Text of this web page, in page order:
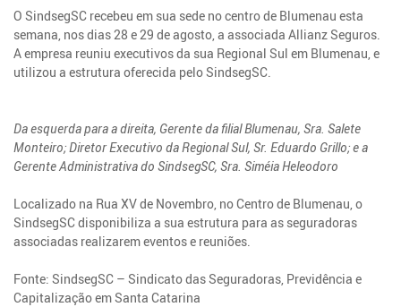
O SindsegSC recebeu em sua sede no centro de Blumenau esta
semana, nos dias 28 e 29 de agosto, a associada Allianz Seguros.
A empresa reuniu executivos da sua Regional Sul em Blumenau, e
utilizou a estrutura oferecida pelo SindsegSC.
Da esquerda para a direita, Gerente da filial Blumenau, Sra. Salete
Monteiro; Diretor Executivo da Regional Sul, Sr. Eduardo Grillo; e a
Gerente Administrativa do SindsegSC, Sra. Siméia Heleodoro
Localizado na Rua XV de Novembro, no Centro de Blumenau, o
SindsegSC disponibiliza a sua estrutura para as seguradoras
associadas realizarem eventos e reuniões.
Fonte: SindsegSC – Sindicato das Seguradoras, Previdência e
Capitalização em Santa Catarina